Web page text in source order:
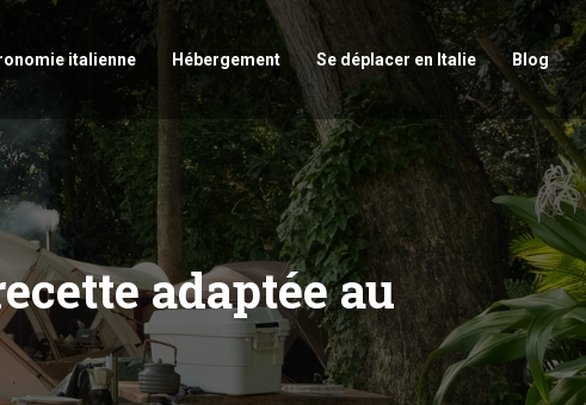
italienne Hébergement Se déplacer en Italie Blog
adaptée au